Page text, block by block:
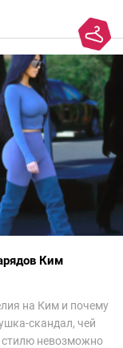
Ким
на Ким и почему
скандал, чей
стилю невозможно